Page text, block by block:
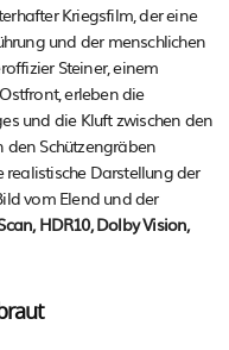
Kriegsfilm, der eine
und der menschlichen
Steiner, einem
erleben die
und die Kluft zwischen den
den Schützengräben
Darstellung der
vom Elend und der
HDR10, Dolby Vision,